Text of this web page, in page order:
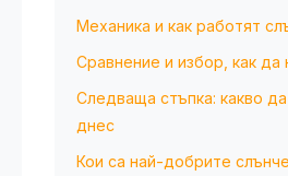
Механика и как работят
Сравнение и избор, как да
Следваща стъпка: какво
днес
Кои са най-добрите